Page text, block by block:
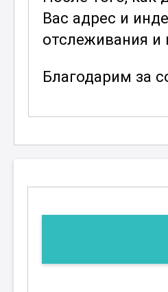
карьерного
и
; Возможны
Вас адрес и
отслеживания и
Благодарим за